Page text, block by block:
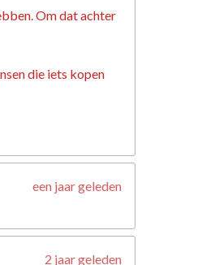
Om dat achter
die iets kopen
een jaar geleden
2 jaar geleden